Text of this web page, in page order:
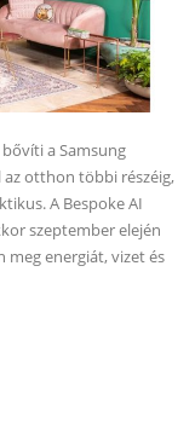
a Samsung
otthon többi részéig,
A Bespoke AI
szeptember elején
meg energiát, vizet és